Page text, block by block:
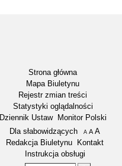
Strona główna
Mapa Biuletynu
Rejestr zmian treści
Statystyki oglądalności
Dziennik Ustaw
Monitor Polski
Menu dodatkowe
Dla słabowidzących A pomniejsz
A A
Redakcja Biuletynu
Kontakt
Instrukcja obsługi